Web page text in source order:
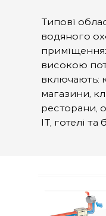
Типові
водяного
високою
включають:
магазини,
ресторани,
IТ, готелі та